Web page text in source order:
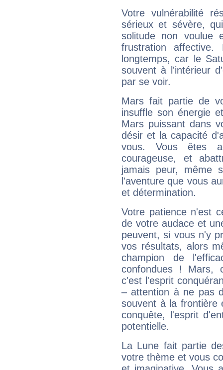
Votre vulnérabilité
sérieux et sévère,
solitude non voulue
frustration
longtemps, car le
souvent à l'intérieur
par se voir.
Mars fait partie de
insuffle son énergie
Mars puissant dans
désir et la capacité
vous. Vous êtes
courageuse, et
jamais peur, même
l'aventure que vous
et détermination.
Votre patience n'est
de votre audace et
peuvent, si vous n'y
vos résultats, alors
champion de
confondues ! Mars,
c'est l'esprit
– attention à ne pas
souvent à la frontière
conquête, l'esprit
potentielle.
La Lune fait partie
votre thème et vous